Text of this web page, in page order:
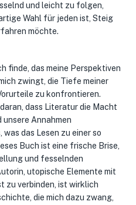
und leicht zu folgen,
Wahl für jeden ist, Steig
möchte.
finde, das meine Perspektiven
zwingt, die Tiefe meiner
zu konfrontieren.
dass Literatur die Macht
unsere Annahmen
das Lesen zu einer so
Buch ist eine frische Brise,
und fesselnden
utopische Elemente mit
zu verbinden, ist wirklich
die mich dazu zwang,